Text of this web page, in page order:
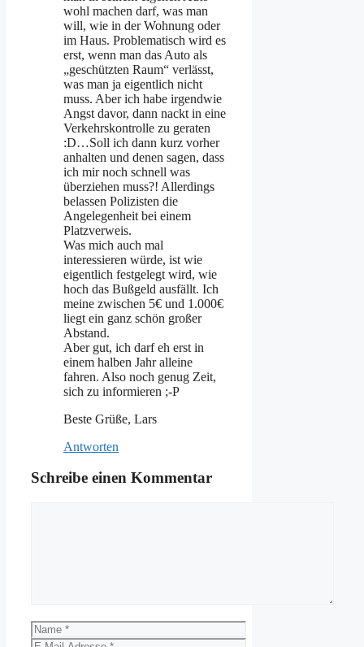
wohl machen darf, was man
will, wie in der Wohnung oder
im Haus. Problematisch wird es
erst, wenn man das Auto als
„geschützten Raum“ verlässt,
was man ja eigentlich nicht
muss. Aber ich habe irgendwie
Angst davor, dann nackt in eine
Verkehrskontrolle zu geraten
:D…Soll ich dann kurz vorher
anhalten und denen sagen, dass
ich mir noch schnell was
überziehen muss?! Allerdings
belassen Polizisten die
Angelegenheit bei einem
Platzverweis.
Was mich auch mal
interessieren würde, ist wie
eigentlich festgelegt wird, wie
hoch das Bußgeld ausfällt. Ich
meine zwischen 5€ und 1.000€
liegt ein ganz schön großer
Abstand.
Aber gut, ich darf eh erst in
einem halben Jahr alleine
fahren. Also noch genug Zeit,
sich zu informieren ;-P
Beste Grüße, Lars
Antworten
Schreibe einen Kommentar
Name
E-